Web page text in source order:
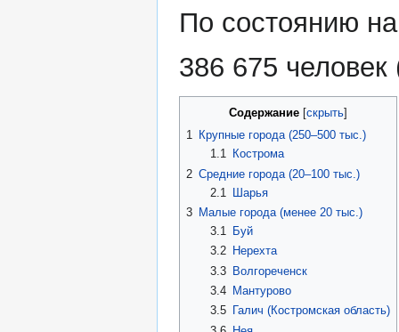
По состоянию
386 675
Содержание
1 Крупные города (250–500 тыс.)
1.1
Кострома
2 Средние города (20–100 тыс.)
2.1
Шарья
3 Малые города (менее 20 тыс.)
3.1
Буй
3.2
Нерехта
3.3 Волгореченск
3.4
Мантурово
3.5
Галич (Костромская область)